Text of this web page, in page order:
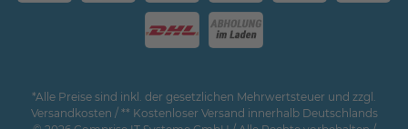
*Alle Preise sind inkl. der gesetzlichen Mehrwertsteuer und zzgl.
Versandkosten / ** Kostenloser Versand innerhalb Deutschlands